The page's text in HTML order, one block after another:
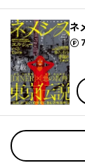
ネ
ポイント